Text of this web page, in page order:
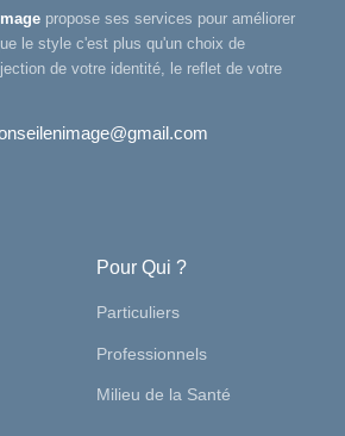
propose ses services pour améliorer
le style c'est plus qu'un choix de
de votre identité, le reflet de votre
Pour Qui ?
Particuliers
Professionnels
Milieu de la Santé